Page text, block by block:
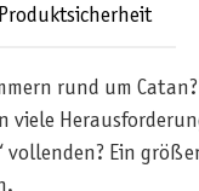
Produktsicherheit
rund um
viele
vollenden? Ein